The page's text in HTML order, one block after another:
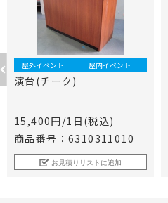
屋外イベント事業 屋内イベント事業
演台(チーク)
15,400円/1日(税込)
商品番号：6310311010
お見積りリストに追加